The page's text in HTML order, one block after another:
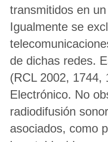
transmitidos en
Igualmente se
de dichas redes.
(RCL 2002, 1744,
Electrónico. No
radiodifusión
asociados, como